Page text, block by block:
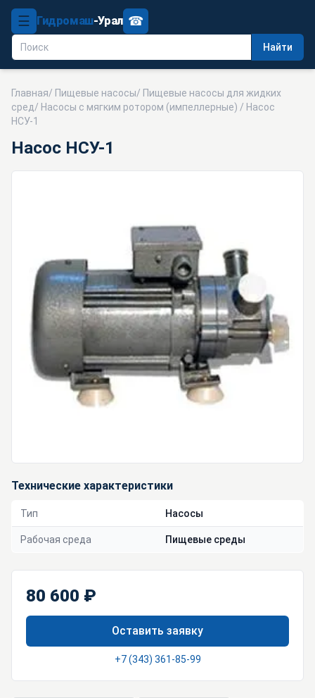
☰ Гидромаш-Урал
Найти
☎
Главная/ Пищевые насосы/ Пищевые насосы для жидких
сред/ Насосы с мягким ротором (импеллерные) / Насос
НСУ-1
Насос НСУ-1
Технические характеристики
Тип Насосы
Рабочая среда Пищевые среды
80 600 ₽
Оставить заявку
+7 (343) 361-85-99